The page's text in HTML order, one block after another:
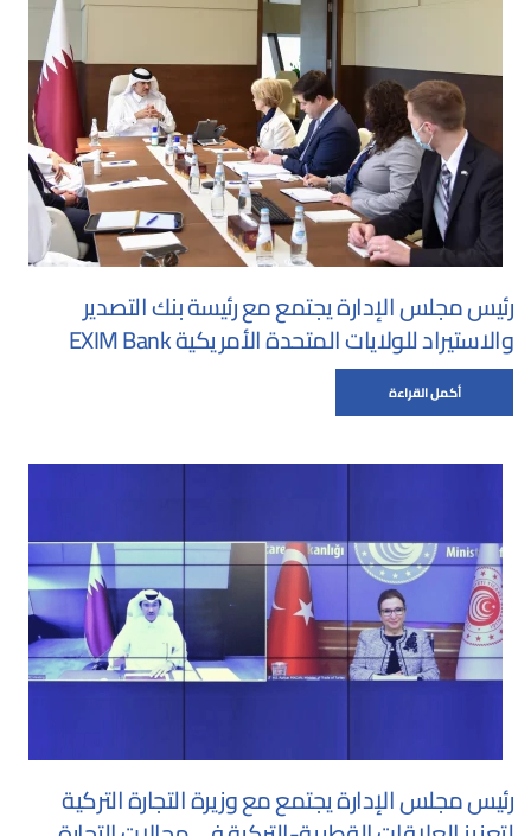
رئيس مجلس الإدارة يجتمع مع رئيسة بنك التصدير
والاستيراد للولايات المتحدة الأمريكية EXIM Bank
أكمل القراءة
رئيس مجلس الإدارة يجتمع مع وزيرة التجارة التركية